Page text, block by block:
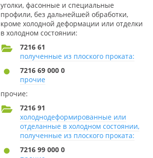
уголки, фасонные и специальные
профили, без дальнейшей обработки,
кроме холодной деформации или отделки
в холодном состоянии:
7216 61
полученные из плоского проката:
7216 69 000 0
прочие
прочие:
7216 91
холоднодеформированные или
отделанные в холодном состоянии,
полученные из плоского проката:
7216 99 000 0